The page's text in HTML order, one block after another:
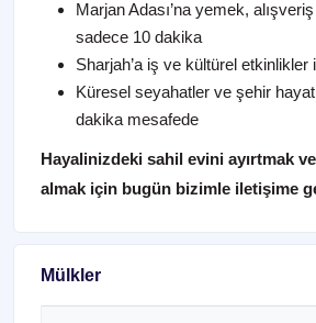
Marjan Adası’na yemek,
sadece 10 dakika
Sharjah’a iş ve kültürel etkinlikler
Küresel seyahatler ve şehir
dakika mesafede
Hayalinizdeki sahil evini ayırtmak
almak için bugün bizimle iletişime
Mülkler